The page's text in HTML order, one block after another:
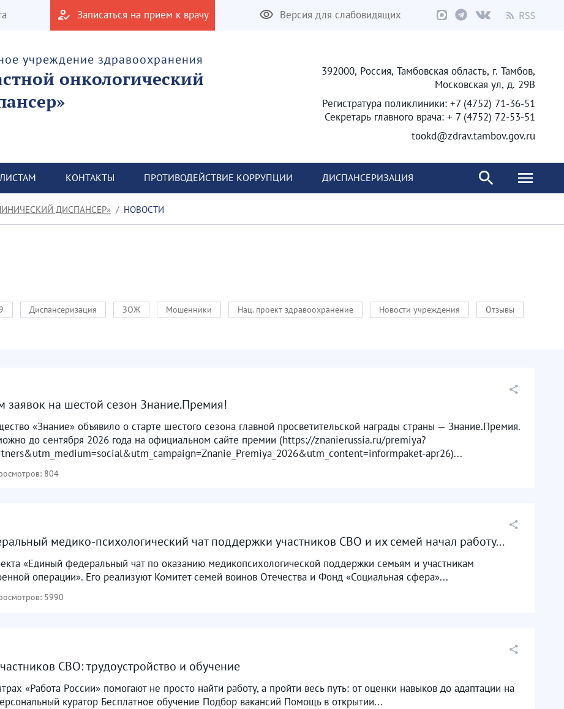
Записаться на прием к врачу Версия для слабовидящих
учреждение здравоохранения
онкологический
392000, Россия, Тамбовская область, г. Тамбов,
Московская ул, д. 29В
Регистратура поликлиники: +7 (4752) 71-36-51
Секретарь главного врача: + 7 (4752) 72-53-51
tookd@zdrav.tambov.gov.ru
КОНТАКТЫ ПРОТИВОДЕЙСТВИЕ КОРРУПЦИИ ДИСПАНСЕРИЗАЦИЯ
ДИСПАНСЕР» НОВОСТИ
Диспансеризация ЗОЖ Мошенники Нац. проект здравоохранение Новости учреждения
Отзывы
заявок на шестой сезон Знание.Премия!
«Знание» объявило о старте шестого сезона главной просветительской награды страны — Знание.Премия.
до сентября 2026 года на официальном сайте премии (https://znanierussia.ru/premiya?
apr26)...
804
медико-психологический чат поддержки участников СВО и их семей начал работу...
«Единый федеральный чат по оказанию медикопсихологической поддержки семьям и участникам
операции». Его реализуют Комитет семей воинов Отечества и Фонд «Социальная сфера»...
5990
СВО: трудоустройство и обучение
«Работа России» помогают не просто найти работу, а пройти весь путь: от оценки навыков до адаптации на
куратор Бесплатное обучение Подбор вакансий Помощь в открытии...